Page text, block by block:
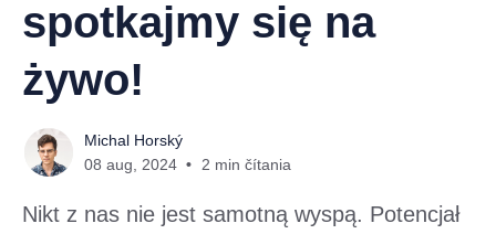
spotkajmy się na
żywo!
Michal Horský
08 aug, 2024
2 min čítania
Nikt z nas nie jest samotną wyspą. Potencjał